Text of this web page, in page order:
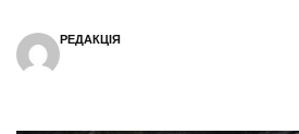
РЕДАКЦІЯ